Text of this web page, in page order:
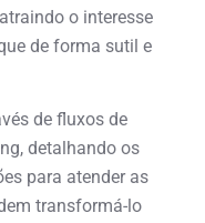
o interesse
de forma sutil e
de fluxos de
detalhando os
para atender as
transformá-lo